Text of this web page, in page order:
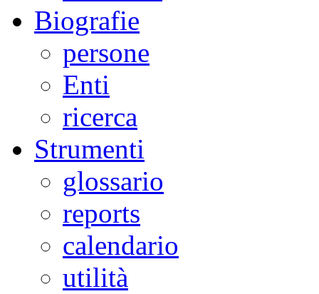
Biografie
persone
Enti
ricerca
Strumenti
glossario
reports
calendario
utilità